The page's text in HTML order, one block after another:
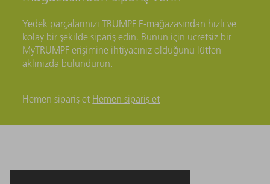
Yedek parçalarınızı TRUMPF E-mağazasından hızlı ve
kolay bir şekilde sipariş edin. Bunun için ücretsiz bir
MyTRUMPF erişimine ihtiyacınız olduğunu lütfen
aklınızda bulundurun.
Hemen sipariş et Hemen sipariş et